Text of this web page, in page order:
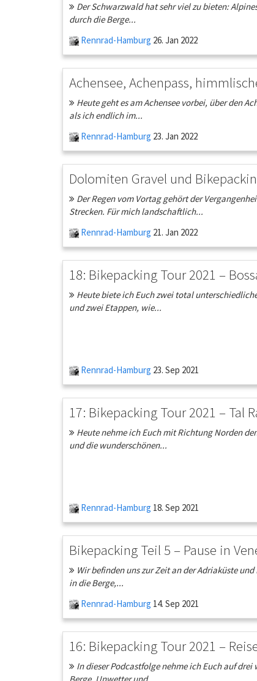
Der Schwarzwald hat sehr viel zu bieten:
durch die Berge...
Rennrad-Hamburg 26. Jan 2022
Achensee, Achenpass,
Heute geht es am Achensee vorbei, über den
als ich endlich im...
Rennrad-Hamburg 23. Jan 2022
Dolomiten Gravel und
Der Regen vom Vortag gehört der
Strecken. Für mich landschaftlich...
Rennrad-Hamburg 21. Jan 2022
18: Bikepacking Tour 2021 –
Heute biete ich Euch zwei total
und zwei Etappen, wie...
Rennrad-Hamburg 23. Sep 2021
17: Bikepacking Tour 2021 – Tal
Heute nehme ich Euch mit Richtung Norden
und die wunderschönen...
Rennrad-Hamburg 18. Sep 2021
Bikepacking Teil 5 – Pause in
Wir befinden uns zur Zeit an der Adriaküste
in die Berge,...
Rennrad-Hamburg 14. Sep 2021
16: Bikepacking Tour 2021 –
In dieser Podcastfolge nehme ich Euch auf